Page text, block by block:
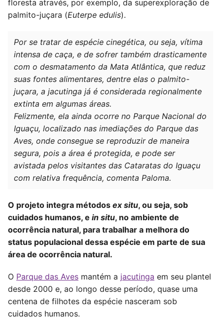
floresta através, por exemplo, da superexploração de
palmito-juçara (Euterpe edulis).
Por se tratar de espécie cinegética, ou seja, vítima
intensa de caça, e de sofrer também drasticamente
com o desmatamento da Mata Atlântica, que reduz
suas fontes alimentares, dentre elas o palmito-
juçara, a jacutinga já é considerada regionalmente
extinta em algumas áreas.
Felizmente, ela ainda ocorre no Parque Nacional do
Iguaçu, localizado nas imediações do Parque das
Aves, onde consegue se reproduzir de maneira
segura, pois a área é protegida, e pode ser
avistada pelos visitantes das Cataratas do Iguaçu
com relativa frequência, comenta Paloma.
O projeto integra métodos ex situ, ou seja, sob
cuidados humanos, e in situ, no ambiente de
ocorrência natural, para trabalhar a melhora do
status populacional dessa espécie em parte de sua
área de ocorrência natural.
O Parque das Aves mantém a jacutinga em seu plantel
desde 2000 e, ao longo desse período, quase uma
centena de filhotes da espécie nasceram sob
cuidados humanos.